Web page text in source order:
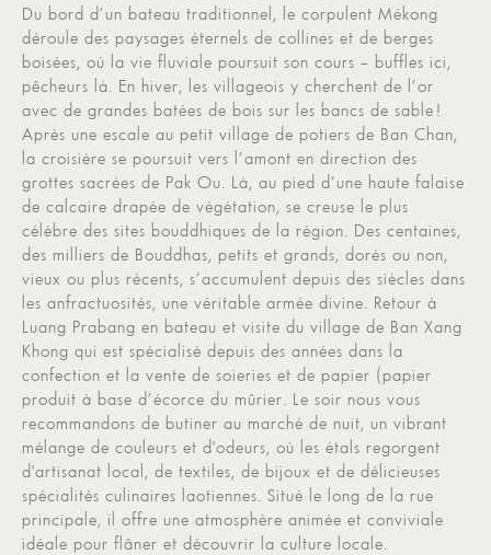
Du bord d’un bateau traditionnel, le corpulent Mékong
déroule des paysages éternels de collines et de berges
boisées, où la vie fluviale poursuit son cours – buffles ici,
pêcheurs là. En hiver, les villageois y cherchent de l’or
avec de grandes batées de bois sur les bancs de sable !
Après une escale au petit village de potiers de Ban Chan,
la croisière se poursuit vers l’amont en direction des
grottes sacrées de Pak Ou. Là, au pied d’une haute falaise
de calcaire drapée de végétation, se creuse le plus
célèbre des sites bouddhiques de la région. Des centaines,
des milliers de Bouddhas, petits et grands, dorés ou non,
vieux ou plus récents, s’accumulent depuis des siècles dans
les anfractuosités, une véritable armée divine. Retour à
Luang Prabang en bateau et visite du village de Ban Xang
Khong qui est spécialisé depuis des années dans la
confection et la vente de soieries et de papier (papier
produit à base d’écorce du mûrier. Le soir nous vous
recommandons de butiner au marché de nuit, un vibrant
mélange de couleurs et d'odeurs, où les étals regorgent
d'artisanat local, de textiles, de bijoux et de délicieuses
spécialités culinaires laotiennes. Situé le long de la rue
principale, il offre une atmosphère animée et conviviale
idéale pour flâner et découvrir la culture locale.